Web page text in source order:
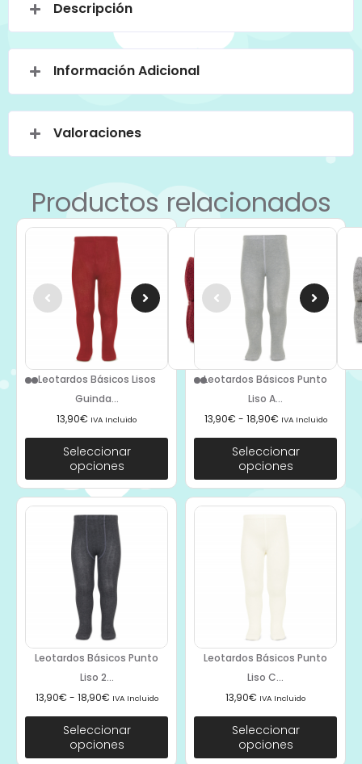
Descripción
Información Adicional
Valoraciones
Productos relacionados
Leotardos Básicos Lisos
Guinda...
13,90€ IVA Incluido
Seleccionar
opciones
Leotardos Básicos Punto
Liso A...
13,90€ - 18,90€ IVA Incluido
Seleccionar
opciones
Leotardos Básicos Punto
Liso 2...
13,90€ - 18,90€ IVA Incluido
Seleccionar
opciones
Leotardos Básicos Punto
Liso C...
13,90€ IVA Incluido
Seleccionar
opciones